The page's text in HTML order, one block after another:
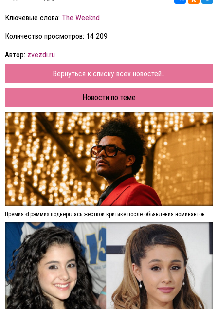
Ключевые слова: The Weeknd
Количество просмотров: 14 209
Автор: zvezdi.ru
Вернуться к списку всех новостей...
Новости по теме
Премия «Грэмми» подверглась жёсткой критике после объявления номинантов